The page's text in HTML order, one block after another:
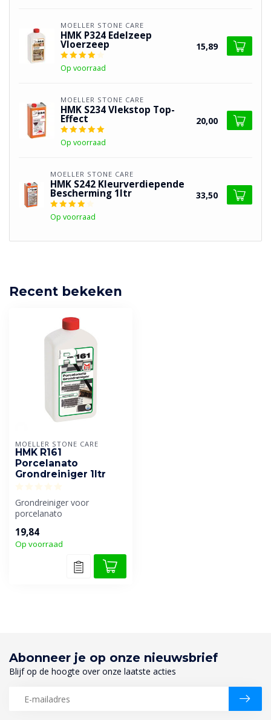
MOELLER STONE CARE
HMK P324 Edelzeep
Vloerzeep
Op voorraad
15,89
MOELLER STONE CARE
HMK S234 Vlekstop Top-
Effect
Op voorraad
20,00
MOELLER STONE CARE
HMK S242 Kleurverdiepende
Bescherming 1ltr
Op voorraad
33,50
Recent bekeken
MOELLER STONE CARE
HMK R161
Porcelanato
Grondreiniger 1ltr
Grondreiniger voor
porcelanato
19,84
Op voorraad
Abonneer je op onze nieuwsbrief
Blijf op de hoogte over onze laatste acties